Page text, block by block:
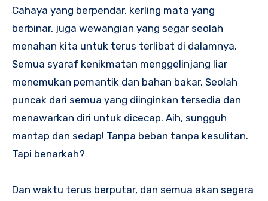
Cahaya yang berpendar, kerling mata yang
berbinar, juga wewangian yang segar seolah
menahan kita untuk terus terlibat di dalamnya.
Semua syaraf kenikmatan menggelinjang liar
menemukan pemantik dan bahan bakar. Seolah
puncak dari semua yang diinginkan tersedia dan
menawarkan diri untuk dicecap. Aih, sungguh
mantap dan sedap! Tanpa beban tanpa kesulitan.
Tapi benarkah?
Dan waktu terus berputar, dan semua akan segera